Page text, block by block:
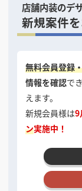
店舗内装のデ
新規案件
無料会員登録
情報を確認で
えます。
新規会員様は9
ン実施中！